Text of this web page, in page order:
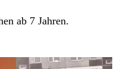
ab 7 Jahren.